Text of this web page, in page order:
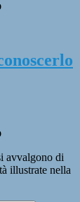
avvalgono di
illustrate nella